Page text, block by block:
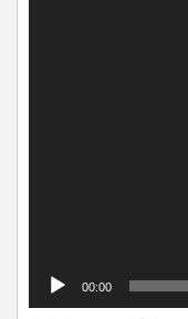
00:00